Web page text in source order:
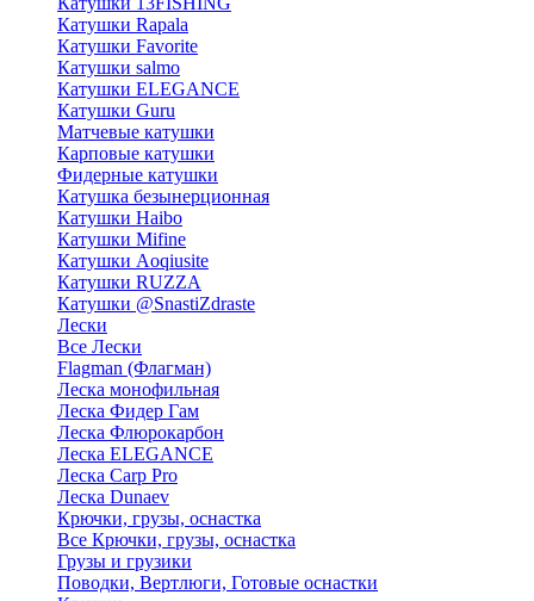
Катушки Rapala
Катушки Favorite
Катушки salmo
Катушки ELEGANCE
Катушки Guru
Матчевые катушки
Карповые катушки
Фидерные катушки
Катушка безынерционная
Катушки Haibo
Катушки Mifine
Катушки Aoqiusite
Катушки RUZZA
Катушки @SnastiZdraste
Лески
Все Лески
Flagman (Флагман)
Леска монофильная
Леска Фидер Гам
Леска Флюрокарбон
Леска ELEGANCE
Леска Carp Pro
Леска Dunaev
Крючки, грузы, оснастка
Все Крючки, грузы, оснастка
Грузы и грузики
Поводки, Вертлюги, Готовые оснастки